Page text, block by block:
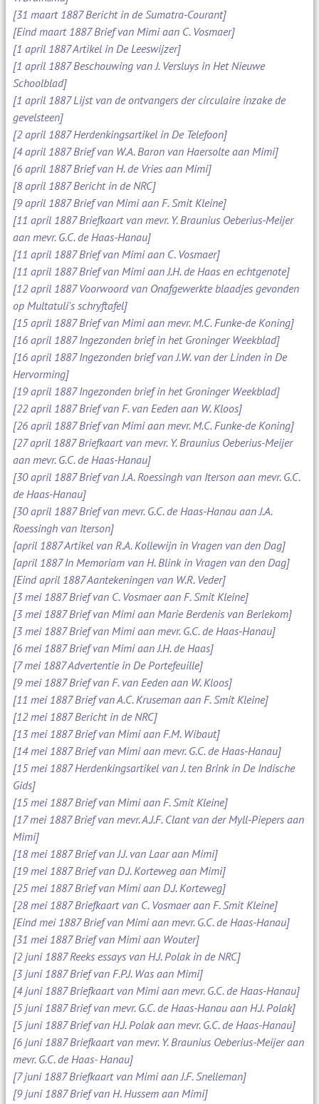
[31 maart 1887 Bericht in de Sumatra-Courant]
[Eind maart 1887 Brief van Mimi aan C. Vosmaer]
[1 april 1887 Artikel in De Leeswijzer]
[1 april 1887 Beschouwing van J. Versluys in Het Nieuwe
Schoolblad]
[1 april 1887 Lijst van de ontvangers der circulaire inzake de
gevelsteen]
[2 april 1887 Herdenkingsartikel in De Telefoon]
[4 april 1887 Brief van W.A. Baron van Haersolte aan Mimi]
[6 april 1887 Brief van H. de Vries aan Mimi]
[8 april 1887 Bericht in de NRC]
[9 april 1887 Brief van Mimi aan F. Smit Kleine]
[11 april 1887 Briefkaart van mevr. Y. Braunius Oeberius-Meijer
aan mevr. G.C. de Haas-Hanau]
[11 april 1887 Brief van Mimi aan C. Vosmaer]
[11 april 1887 Brief van Mimi aan J.H. de Haas en echtgenote]
[12 april 1887 Voorwoord van Onafgewerkte blaadjes gevonden
op Multatuli's schryftafel]
[15 april 1887 Brief van Mimi aan mevr. M.C. Funke-de Koning]
[16 april 1887 Ingezonden brief in het Groninger Weekblad]
[16 april 1887 Ingezonden brief van J.W. van der Linden in De
Hervorming]
[19 april 1887 Ingezonden brief in het Groninger Weekblad]
[22 april 1887 Brief van F. van Eeden aan W. Kloos]
[26 april 1887 Brief van Mimi aan mevr. M.C. Funke-de Koning]
[27 april 1887 Briefkaart van mevr. Y. Braunius Oeberius-Meijer
aan mevr. G.C. de Haas-Hanau]
[30 april 1887 Brief van J.A. Roessingh van Iterson aan mevr. G.C.
de Haas-Hanau]
[30 april 1887 Brief van mevr. G.C. de Haas-Hanau aan J.A.
Roessingh van Iterson]
[april 1887 Artikel van R.A. Kollewijn in Vragen van den Dag]
[april 1887 In Memoriam van H. Blink in Vragen van den Dag]
[Eind april 1887 Aantekeningen van W.R. Veder]
[3 mei 1887 Brief van C. Vosmaer aan F. Smit Kleine]
[3 mei 1887 Brief van Mimi aan Marie Berdenis van Berlekom]
[3 mei 1887 Brief van Mimi aan mevr. G.C. de Haas-Hanau]
[6 mei 1887 Brief van Mimi aan J.H. de Haas]
[7 mei 1887 Advertentie in De Portefeuille]
[9 mei 1887 Brief van F. van Eeden aan W. Kloos]
[11 mei 1887 Brief van A.C. Kruseman aan F. Smit Kleine]
[12 mei 1887 Bericht in de NRC]
[13 mei 1887 Brief van Mimi aan F.M. Wibaut]
[14 mei 1887 Brief van Mimi aan mevr. G.C. de Haas-Hanau]
[15 mei 1887 Herdenkingsartikel van J. ten Brink in De Indische
Gids]
[15 mei 1887 Brief van Mimi aan F. Smit Kleine]
[17 mei 1887 Brief van mevr. A.J.F. Clant van der Myll-Piepers aan
Mimi]
[18 mei 1887 Brief van J.J. van Laar aan Mimi]
[19 mei 1887 Brief van D.J. Korteweg aan Mimi]
[25 mei 1887 Brief van Mimi aan D.J. Korteweg]
[28 mei 1887 Briefkaart van C. Vosmaer aan F. Smit Kleine]
[Eind mei 1887 Brief van Mimi aan mevr. G.C. de Haas-Hanau]
[31 mei 1887 Brief van Mimi aan Wouter]
[2 juni 1887 Reeks essays van H.J. Polak in de NRC]
[3 juni 1887 Brief van F.P.J. Was aan Mimi]
[4 juni 1887 Briefkaart van Mimi aan mevr. G.C. de Haas-Hanau]
[5 juni 1887 Brief van mevr. G.C. de Haas-Hanau aan H.J. Polak]
[5 juni 1887 Brief van H.J. Polak aan mevr. G.C. de Haas-Hanau]
[6 juni 1887 Briefkaart van mevr. Y. Braunius Oeberius-Meijer aan
mevr. G.C. de Haas- Hanau]
[7 juni 1887 Briefkaart van Mimi aan J.F. Snelleman]
[9 juni 1887 Brief van H. Hussem aan Mimi]